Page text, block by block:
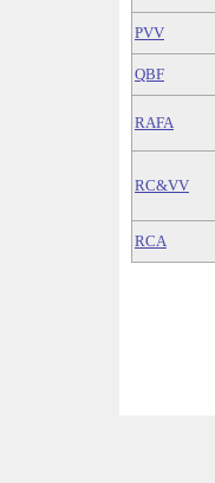
PVV
QBF
RAFA
RC&VV
RCA